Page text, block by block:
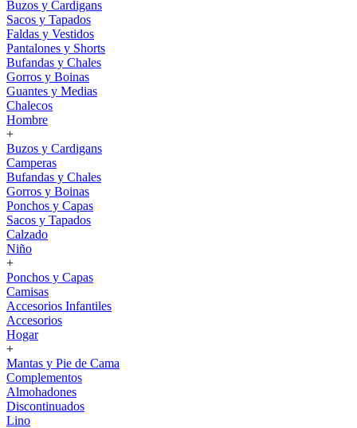
Buzos y Cardigans
Sacos y Tapados
Faldas y Vestidos
Pantalones y Shorts
Bufandas y Chales
Gorros y Boinas
Guantes y Medias
Chalecos
Hombre
+
Buzos y Cardigans
Camperas
Bufandas y Chales
Gorros y Boinas
Ponchos y Capas
Sacos y Tapados
Calzado
Niño
+
Ponchos y Capas
Camisas
Accesorios Infantiles
Accesorios
Hogar
+
Mantas y Pie de Cama
Complementos
Almohadones
Discontinuados
Lino